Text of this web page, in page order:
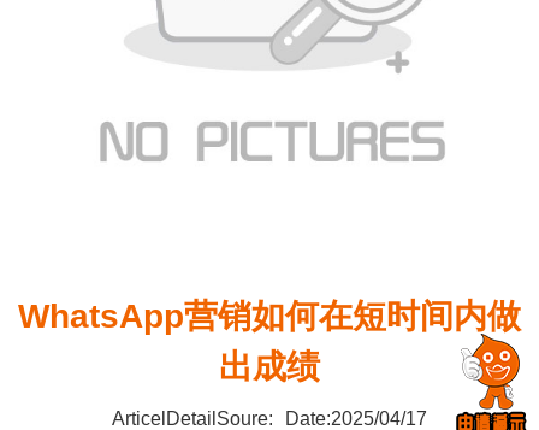
WhatsApp营销如何在短时间内做
出成绩
ArticelDetailSoure:
Date:2025/04/17